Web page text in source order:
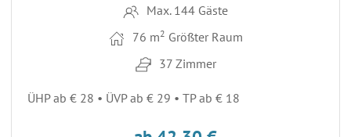
Max. 144 Gäste
76 m2 Größter Raum
37 Zimmer
ÜHP ab € 28 • ÜVP ab € 29 • TP ab € 18